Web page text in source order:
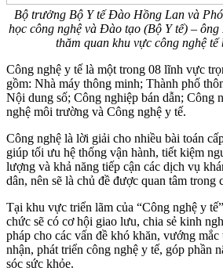
Bộ trưởng Bộ Y tế Đào Hồng Lan và
học công nghệ và Đào tạo (Bộ Y tế) –
thăm quan khu vực công nghệ
Công nghệ y tế là một trong 08 lĩnh vực
gồm: Nhà máy thông minh; Thành phố
Nội dung số; Công nghiệp bán dẫn; Công
nghệ môi trường và Công nghệ y tế.
Công nghệ là lời giải cho nhiều bài toán
giúp tối ưu hệ thống vận hành, tiết kiệm
lượng và khả năng tiếp cận các dịch vụ
dân, nên sẽ là chủ đề được quan tâm trong
Tại khu vực triển lãm của “Công nghệ y
chức sẽ có cơ hội giao lưu, chia sẻ kinh
pháp cho các vấn đề khó khăn, vướng
nhận, phát triển công nghệ y tế, góp phần
sóc sức khỏe.